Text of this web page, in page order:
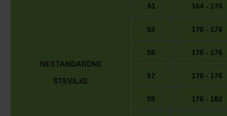
NESTANDARDNE
ŠTEVILKE
51 164 - 170
53 170 - 176
55 170 - 176
57 170 - 176
59 176 - 182